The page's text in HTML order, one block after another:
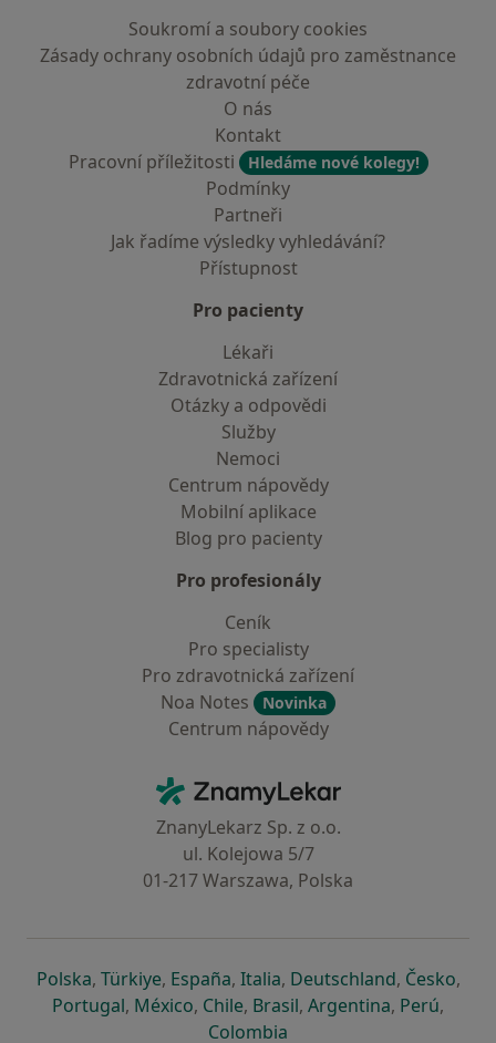
Soukromí a soubory cookies
Zásady ochrany osobních údajů pro zaměstnance
zdravotní péče
O nás
Kontakt
Pracovní příležitosti
Hledáme nové kolegy!
Podmínky
Partneři
Jak řadíme výsledky vyhledávání?
Přístupnost
Pro pacienty
Lékaři
Zdravotnická zařízení
Otázky a odpovědi
Služby
Nemoci
Centrum nápovědy
Mobilní aplikace
Blog pro pacienty
Pro profesionály
Ceník
Pro specialisty
Pro zdravotnická zařízení
Noa Notes
Novinka
Centrum nápovědy
ZnamyLekar - Hlavní stránka
ZnanyLekarz Sp. z o.o.
ul. Kolejowa 5/7
01-217 Warszawa, Polska
Polskase otevře v nové záložce
, Türkiyese otevře v nové záložce
, Españase otevře v nové záložce
, Italiase otevře v nové záložce
, Deutschlandse otevře v
, Českose
,
Portugalse otevře v nové záložce
, Méxicose otevře v nové záložce
, Chilese otevře v nové záložce
, Brasilse otevře v nové
, Argentinase otevře v
, Perúse
,
Colombia